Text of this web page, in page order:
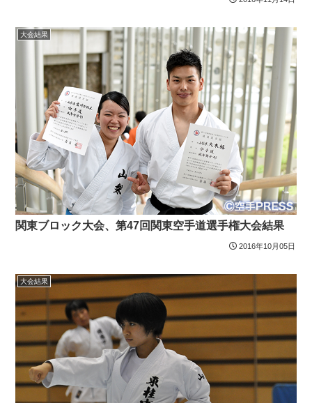
大会結果
関東ブロック大会、第47回関東空手道選手権大会結果
2016年10月05日
大会結果